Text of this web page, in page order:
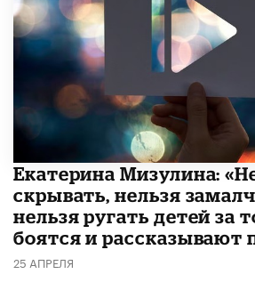
Екатерина Мизулина:
скрывать, нельзя
нельзя ругать детей за
боятся и рассказывают
25 АПРЕЛЯ